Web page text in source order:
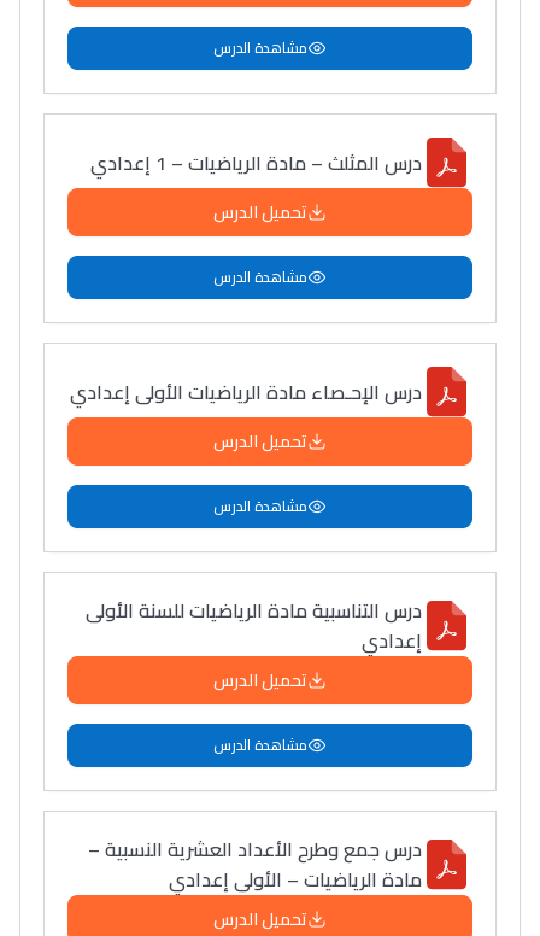
مشاهدة الدرس
درس المثلث – مادة الرياضيات – 1 إعدادي
تحميل الدرس
مشاهدة الدرس
درس الإحـصاء مادة الرياضيات الأولى إعدادي
تحميل الدرس
مشاهدة الدرس
درس التناسبية مادة الرياضيات للسنة الأولى
إعدادي
تحميل الدرس
مشاهدة الدرس
درس جمع وطرح الأعداد العشرية النسبية –
مادة الرياضيات – الأولى إعدادي
تحميل الدرس